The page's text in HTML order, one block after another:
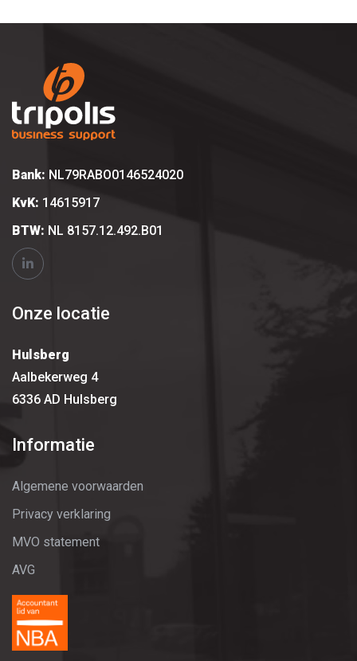
Bank: NL79RABO0146524020
KvK: 14615917
BTW: NL 8157.12.492.B01
Onze locatie
Hulsberg
Aalbekerweg 4
6336 AD Hulsberg
Informatie
Algemene voorwaarden
Privacy verklaring
MVO statement
AVG